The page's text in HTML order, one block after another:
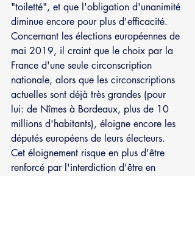
"toiletté", et que l'obligation d'unanimité
diminue encore pour plus d'efficacité.
Concernant les élections européennes de
mai 2019, il craint que le choix par la
France d'une seule circonscription
nationale, alors que les circonscriptions
actuelles sont déjà très grandes (pour
lui: de Nîmes à Bordeaux, plus de 10
millions d'habitants), éloigne encore les
députés européens de leurs électeurs.
Cet éloignement risque en plus d'être
renforcé par l'interdiction d'être en